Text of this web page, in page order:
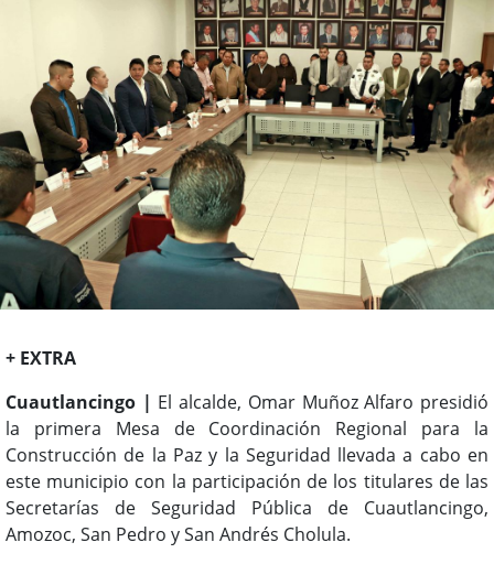
+ EXTRA
Cuautlancingo | El alcalde, Omar Muñoz Alfaro presidió
la primera Mesa de Coordinación Regional para la
Construcción de la Paz y la Seguridad llevada a cabo en
este municipio con la participación de los titulares de las
Secretarías de Seguridad Pública de Cuautlancingo,
Amozoc, San Pedro y San Andrés Cholula.